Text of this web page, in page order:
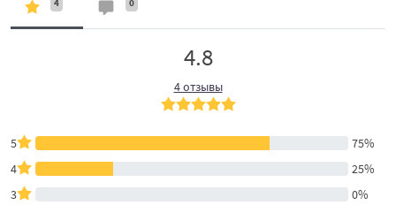
4 0
4.8
4 отзывы
5
75%
4
25%
3
0%